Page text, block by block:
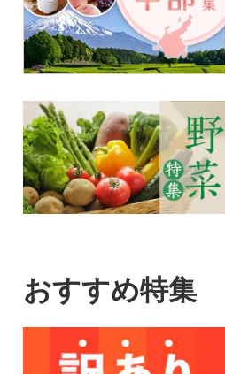
おすすめ特集